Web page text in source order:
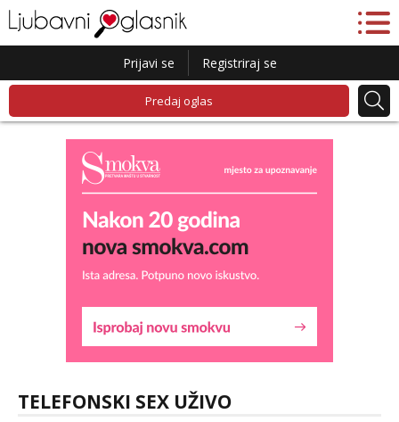
Prijavi se Registriraj se
Predaj oglas
TELEFONSKI SEX UŽIVO
Liliana
Razgovaram :)
- Kod: #69
tel:0,93€ - mob:1,12€ min